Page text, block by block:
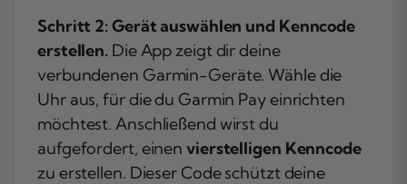
Schritt 2: Gerät auswählen und Kenncode
erstellen. Die App zeigt dir deine
verbundenen Garmin-Geräte. Wähle die
Uhr aus, für die du Garmin Pay einrichten
möchtest. Anschließend wirst du
aufgefordert, einen vierstelligen Kenncode
zu erstellen. Dieser Code schützt deine